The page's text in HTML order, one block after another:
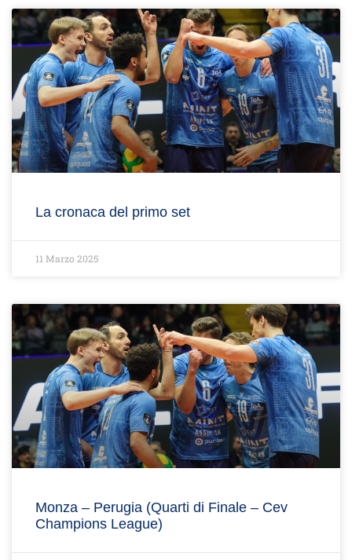
La cronaca del primo set
11 Marzo 2025
Monza – Perugia (Quarti di Finale – Cev
Champions League)